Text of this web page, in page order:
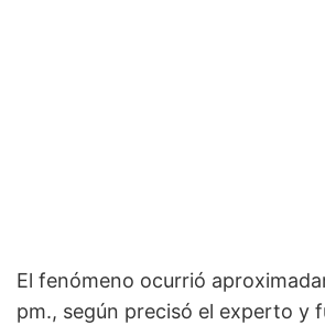
El fenómeno ocurrió
pm., según precisó el experto y